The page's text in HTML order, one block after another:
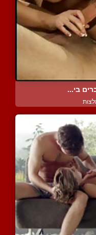
בי...